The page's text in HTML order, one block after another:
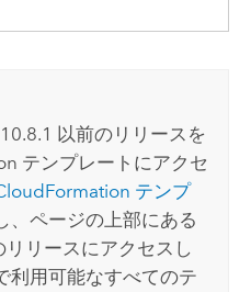
以前のリリースを
テンプレートにアクセ
テンプ
、ページの上部にある
リースにアクセスし
利用可能なすべてのテ